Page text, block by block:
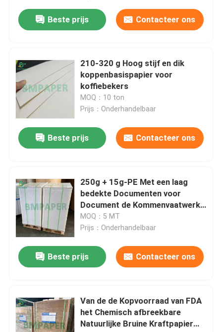
Producten
Over ons
Fabrieksreis
Contacteer ons
nieuws
Alle Gevallen
Thermische papierrol
Beste prijs Contacteer ons
210-320 g Hoog stijf en dik
koppenbasispapier voor
koffiebekers
MOQ：10 ton
Prijs：Onderhandelbaar
Beste prijs Contacteer ons
250g + 15g-PE Met een laag
bedekte Documenten voor
Document de Kommenvaatwerk
van Platenkoppen
MOQ：5 MT
Prijs：Onderhandelbaar
Beste prijs Contacteer ons
Van de de Kopvoorraad van FDA
het Chemisch afbreekbare
Natuurlijke Bruine Kraftpapier